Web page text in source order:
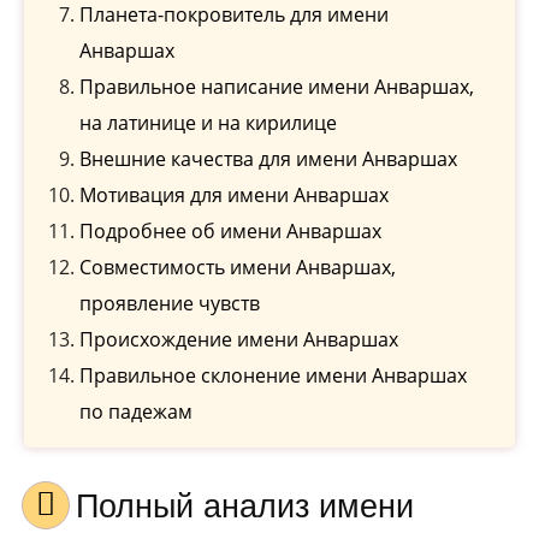
Планета-покровитель для имени
Анваршах
Правильное написание имени Анваршах,
на латинице и на кирилице
Внешние качества для имени Анваршах
Мотивация для имени Анваршах
Подробнее об имени Анваршах
Совместимость имени Анваршах,
проявление чувств
Происхождение имени Анваршах
Правильное склонение имени Анваршах
по падежам
Полный анализ имени